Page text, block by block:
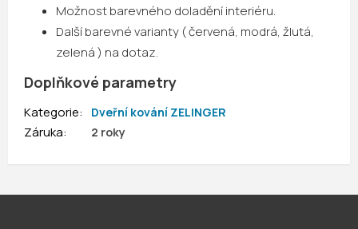
Možnost barevného doladění interiéru.
Další barevné varianty ( červená, modrá, žlutá,
zelená ) na dotaz.
Doplňkové parametry
Kategorie: Dveřní kování ZELINGER
Záruka: 2 roky